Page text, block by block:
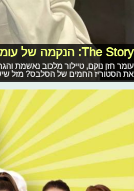
The Story: הנקמה של עומר חזן!
עומר חזן נוקם, טיילור מלכוב נאשמת
את הסטוריז החמים של הסלבס? מזל